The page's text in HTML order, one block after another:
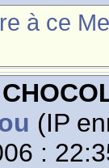
à ce
(IP
: